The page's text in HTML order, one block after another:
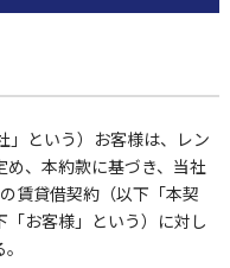
」という）お客様は、レン
、本約款に基づき、当社
賃貸借契約（以下「本契
お客様」という）に対し